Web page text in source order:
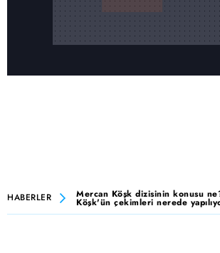
HABERLER Mercan Köşk dizisinin konusu
Köşk'ün çekimleri nerede